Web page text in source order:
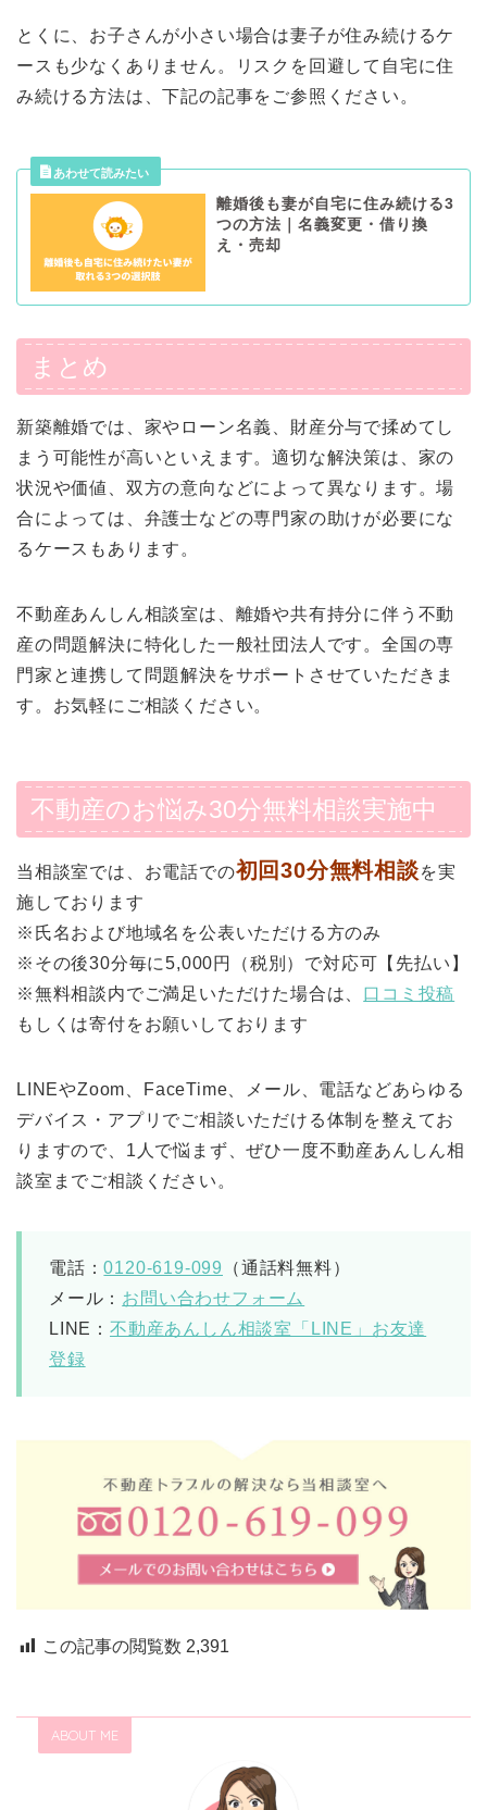
とくに、お子さんが小さい場合は妻子が住み続けるケ
ースも少なくありません。リスクを回避して自宅に住
み続ける方法は、下記の記事をご参照ください。
離婚後も妻が自宅に住み続ける3
つの方法｜名義変更・借り換
え・売却
まとめ
新築離婚では、家やローン名義、財産分与で揉めてし
まう可能性が高いといえます。適切な解決策は、家の
状況や価値、双方の意向などによって異なります。場
合によっては、弁護士などの専門家の助けが必要にな
るケースもあります。
不動産あんしん相談室は、離婚や共有持分に伴う不動
産の問題解決に特化した一般社団法人です。全国の専
門家と連携して問題解決をサポートさせていただきま
す。お気軽にご相談ください。
不動産のお悩み30分無料相談実施中
当相談室では、お電話での初回30分無料相談を実
施しております
※氏名および地域名を公表いただける方のみ
※その後30分毎に5,000円（税別）で対応可【先払い】
※無料相談内でご満足いただけた場合は、 口コミ投稿
もしくは寄付をお願いしております
LINEやZoom、FaceTime、メール、電話などあらゆる
デバイス・アプリでご相談いただける体制を整えてお
りますので、1人で悩まず、ぜひ一度不動産あんしん相
談室までご相談ください。
電話：0120-619-099
（通話料無料）
メール： お問い合わせフォーム
LINE： 不動産あんしん相談室「LINE」お友達
登録
この記事の閲覧数 2,391
ABOUT ME